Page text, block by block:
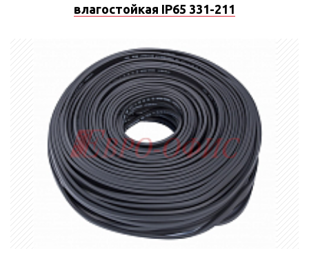
влагостойкая IP65 331-211